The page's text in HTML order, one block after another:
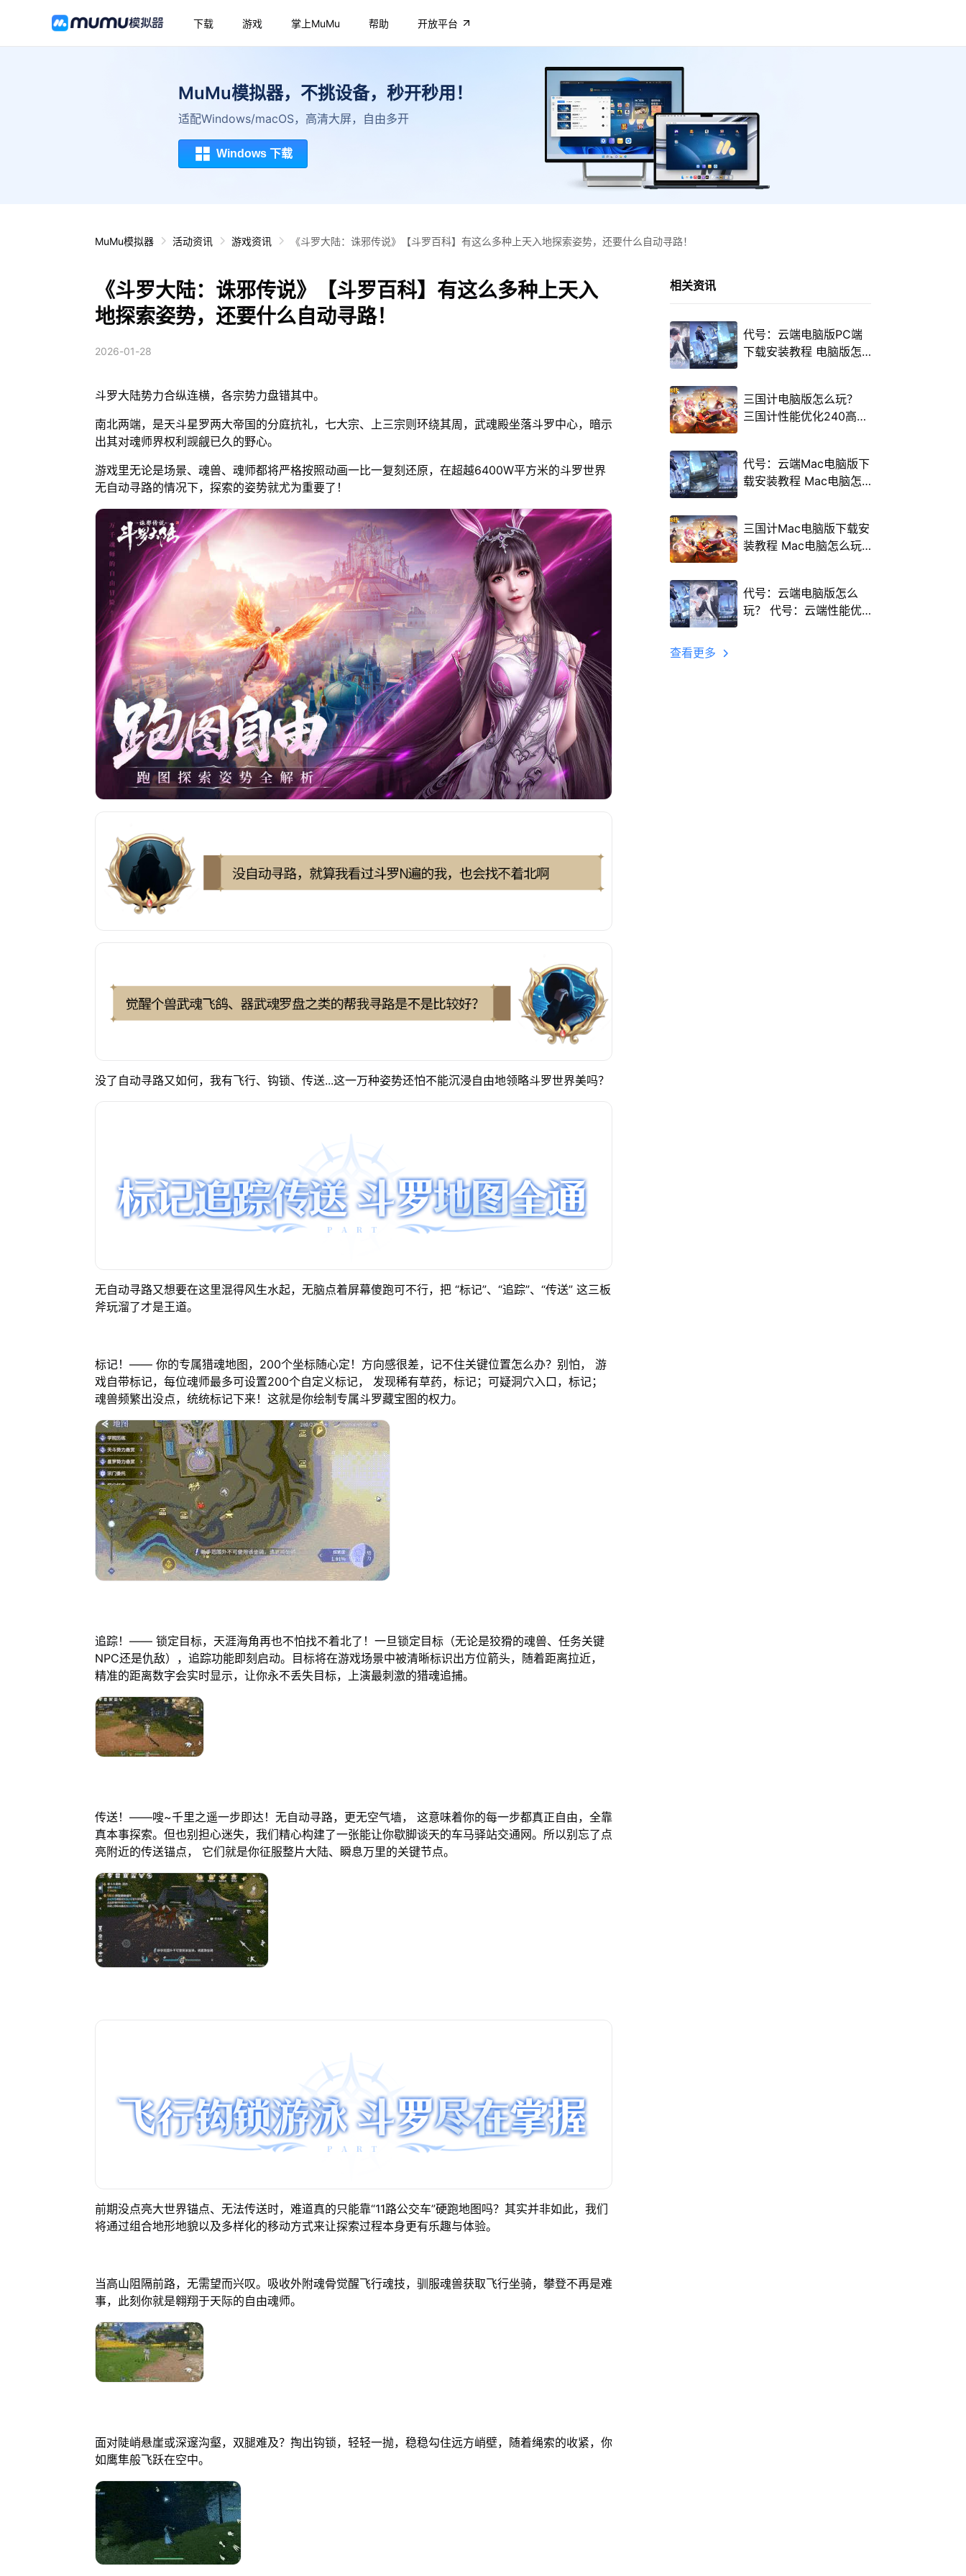
下载 游戏 掌上MuMu 帮助 开放平台
MuMu模拟器，不挑设备，秒开秒用！
适配Windows/macOS，高清大屏，自由多开
Windows 下载
MuMu模拟器 活动资讯 游戏资讯 《斗罗大陆：诛邪传说》【斗罗百科】有这么多种上天入地探索姿势，还要什么自动寻路！
《斗罗大陆：诛邪传说》【斗罗百科】有这么多种上天入
地探索姿势，还要什么自动寻路！
2026-01-28
斗罗大陆势力合纵连横，各宗势力盘错其中。
南北两端，是天斗星罗两大帝国的分庭抗礼，七大宗、上三宗则环绕其周，武魂殿坐落斗罗中心，暗示
出其对魂师界权利觊觎已久的野心。
游戏里无论是场景、魂兽、魂师都将严格按照动画一比一复刻还原，在超越6400W平方米的斗罗世界
无自动寻路的情况下，探索的姿势就尤为重要了！
没了自动寻路又如何，我有飞行、钩锁、传送...这一万种姿势还怕不能沉浸自由地领略斗罗世界美吗？
无自动寻路又想要在这里混得风生水起，无脑点着屏幕傻跑可不行，把 “标记”、“追踪”、“传送” 这三板
斧玩溜了才是王道。
标记！—— 你的专属猎魂地图，200个坐标随心定！方向感很差，记不住关键位置怎么办？别怕， 游
戏自带标记，每位魂师最多可设置200个自定义标记， 发现稀有草药，标记；可疑洞穴入口，标记；
魂兽频繁出没点，统统标记下来！这就是你绘制专属斗罗藏宝图的权力。
追踪！—— 锁定目标，天涯海角再也不怕找不着北了！一旦锁定目标（无论是狡猾的魂兽、任务关键
NPC还是仇敌），追踪功能即刻启动。目标将在游戏场景中被清晰标识出方位箭头，随着距离拉近，
精准的距离数字会实时显示，让你永不丢失目标，上演最刺激的猎魂追捕。
传送！——嗖~千里之遥一步即达！无自动寻路，更无空气墙， 这意味着你的每一步都真正自由，全靠
真本事探索。但也别担心迷失，我们精心构建了一张能让你歇脚谈天的车马驿站交通网。所以别忘了点
亮附近的传送锚点， 它们就是你征服整片大陆、瞬息万里的关键节点。
前期没点亮大世界锚点、无法传送时，难道真的只能靠“11路公交车”硬跑地图吗？其实并非如此，我们
将通过组合地形地貌以及多样化的移动方式来让探索过程本身更有乐趣与体验。
当高山阻隔前路，无需望而兴叹。吸收外附魂骨觉醒飞行魂技，驯服魂兽获取飞行坐骑，攀登不再是难
事，此刻你就是翱翔于天际的自由魂师。
面对陡峭悬崖或深邃沟壑，双腿难及？掏出钩锁，轻轻一抛，稳稳勾住远方峭壁，随着绳索的收紧，你
如鹰隼般飞跃在空中。
相关资讯
代号：云端电脑版PC端
下载安装教程 电脑版怎
三国计电脑版怎么玩？
三国计性能优化240高帧
代号：云端Mac电脑版下
载安装教程 Mac电脑怎
三国计Mac电脑版下载安
装教程 Mac电脑怎么玩
代号：云端电脑版怎么
玩？ 代号：云端性能优
查看更多